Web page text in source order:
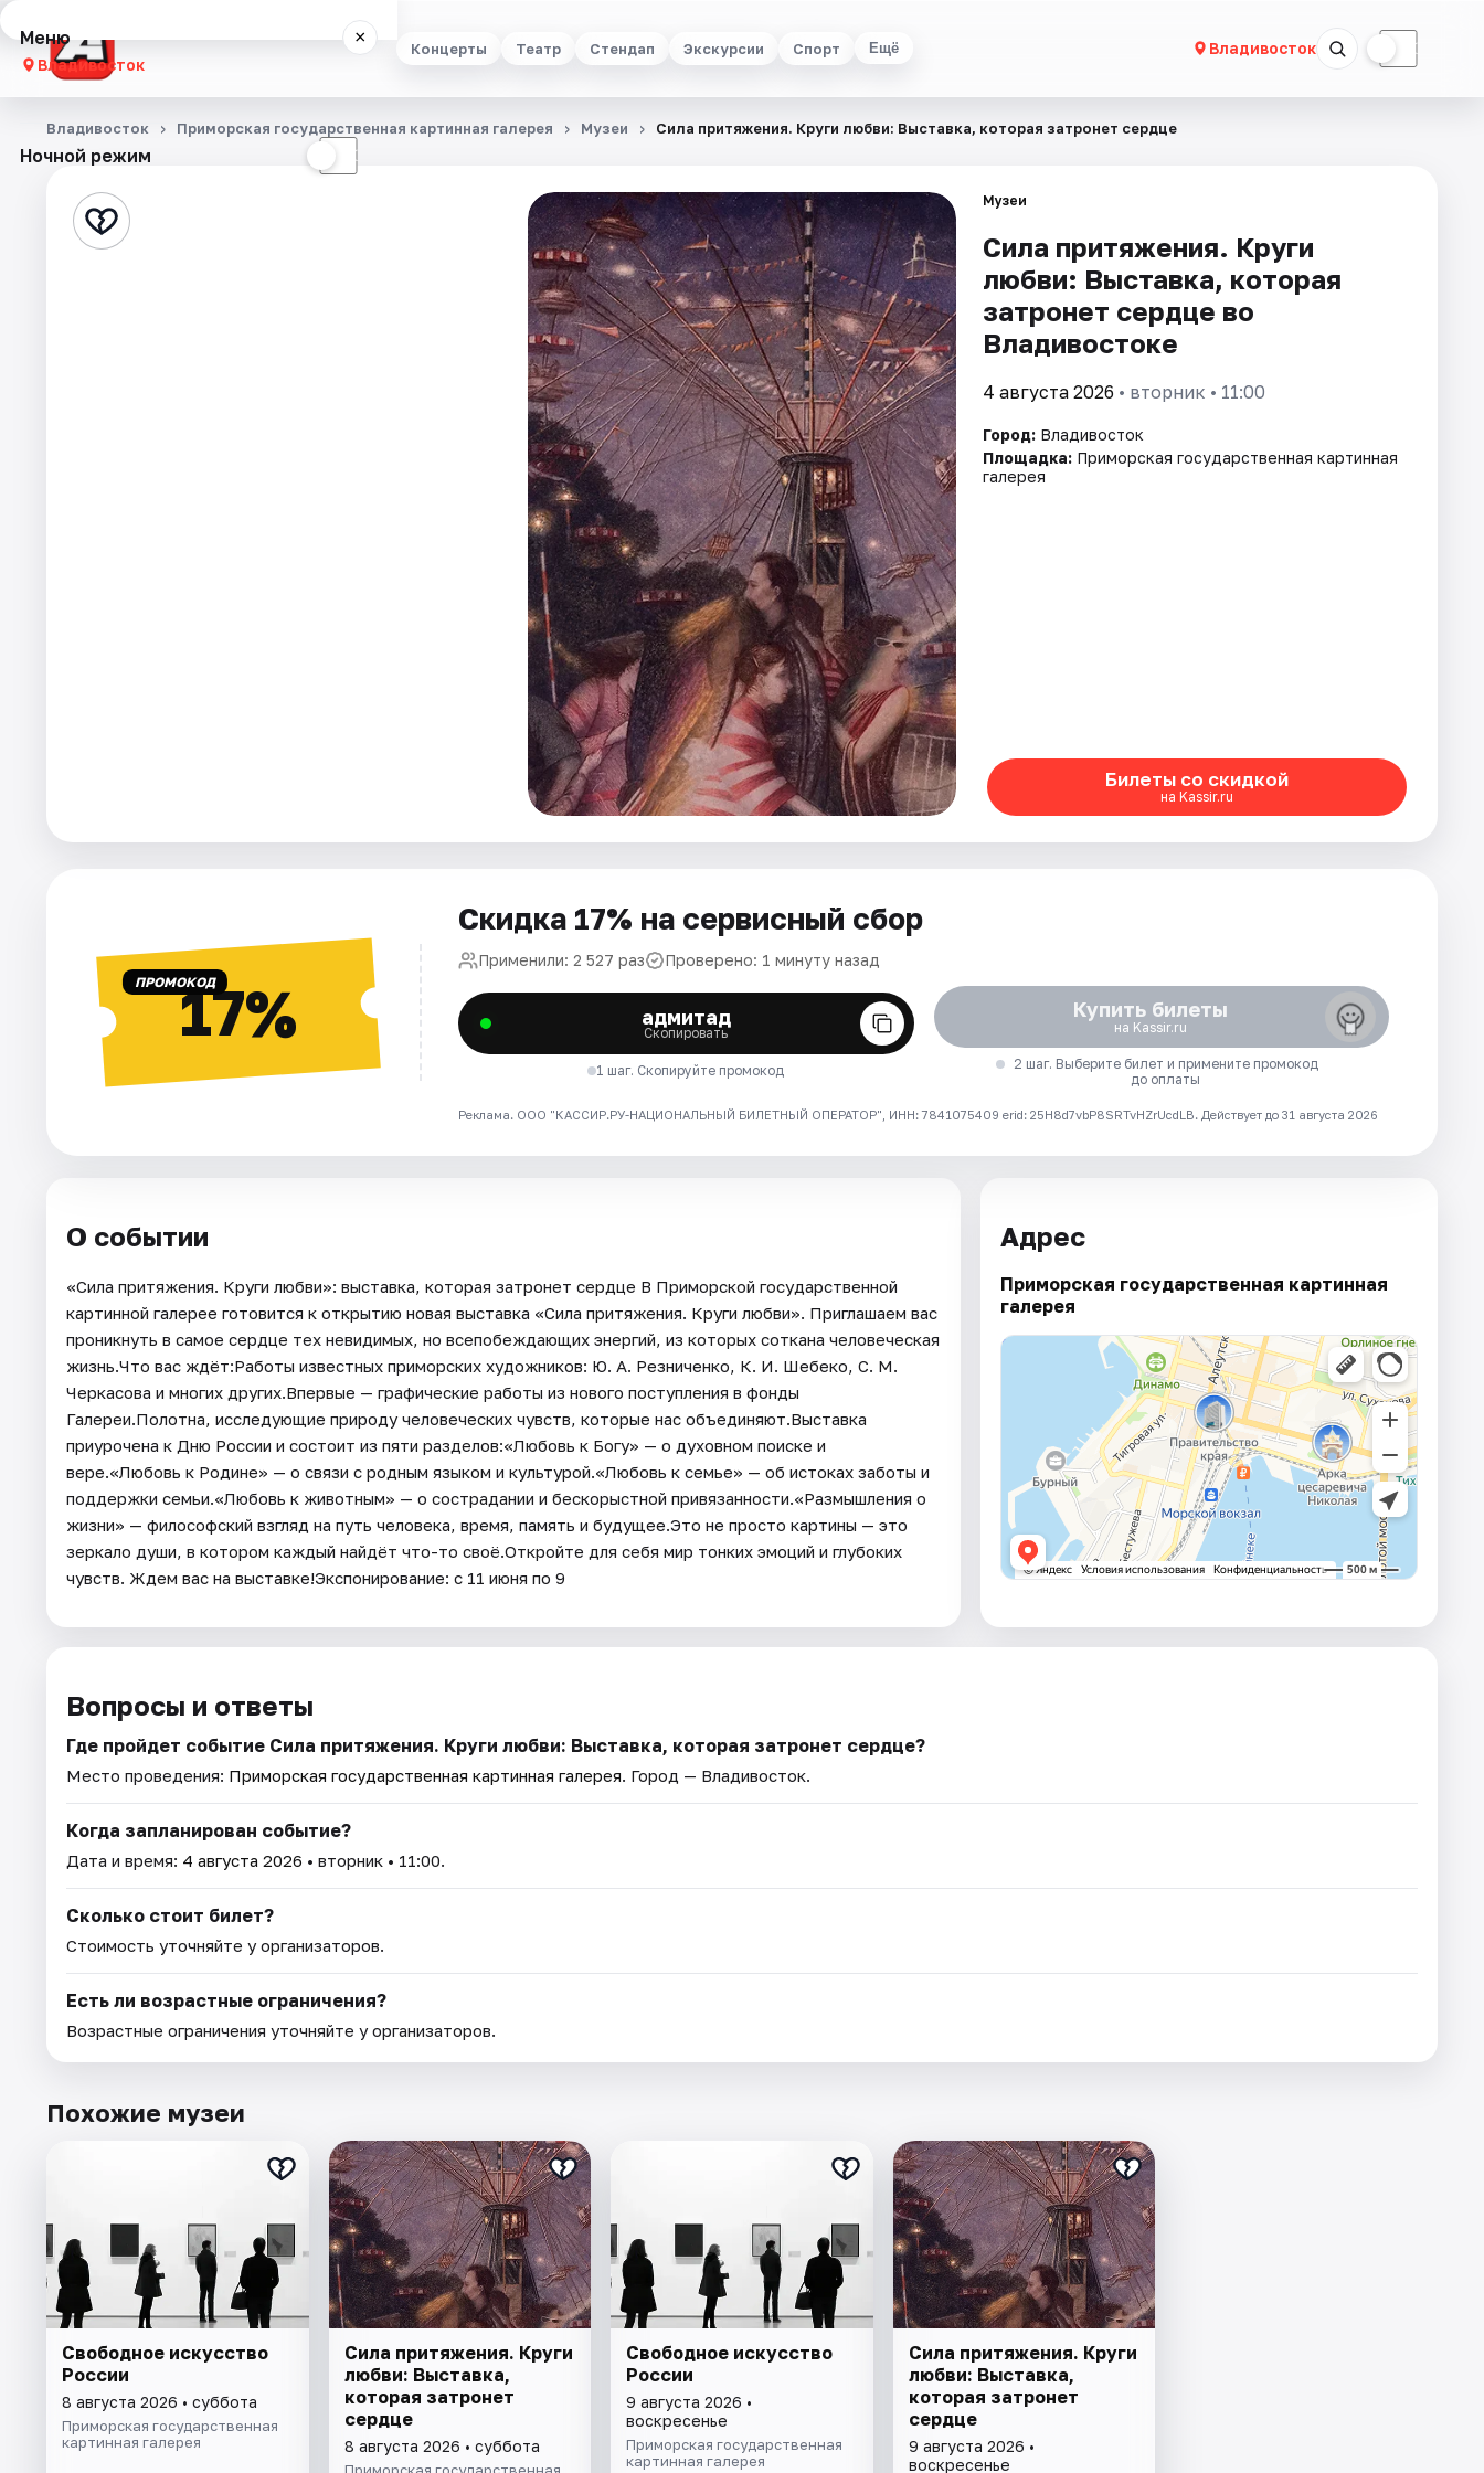
Концерты Театр Стендап Экскурсии Спорт Ещё Владивосток ☾
Меню ×
Владивосток
Концерты
Стендап
Ночной режим ☾
Владивосток Приморская государственная картинная галерея Музеи Сила притяжения. Круги любви: Выставка, которая затронет сердце
Музеи
Сила притяжения. Круги
любви: Выставка, которая
затронет сердце во
Владивостоке
4 августа 2026 • вторник • 11:00
Город: Владивосток
Площадка: Приморская государственная картинная
галерея
Билеты со скидкой
на Kassir.ru
ПРОМОКОД17%
Скидка 17% на сервисный сбор
Применили: 2 527 раз Проверено: 1 минуту назад
адмитад
Скопировать
1 шаг. Скопируйте промокод
Купить билеты
на Kassir.ru
2 шаг. Выберите билет и примените промокод
до оплаты
Реклама. ООО "КАССИР.РУ-НАЦИОНАЛЬНЫЙ БИЛЕТНЫЙ ОПЕРАТОР", ИНН: 7841075409 erid: 25H8d7vbP8SRTvHZrUcdLB. Действует до 31 августа 2026
О событии
«Сила притяжения. Круги любви»: выставка, которая затронет сердце В Приморской государственной
картинной галерее готовится к открытию новая выставка «Сила притяжения. Круги любви». Приглашаем вас
проникнуть в самое сердце тех невидимых, но всепобеждающих энергий, из которых соткана человеческая
жизнь.Что вас ждёт:Работы известных приморских художников: Ю. А. Резниченко, К. И. Шебеко, С. М.
Черкасова и многих других.Впервые — графические работы из нового поступления в фонды
Галереи.Полотна, исследующие природу человеческих чувств, которые нас объединяют.Выставка
приурочена к Дню России и состоит из пяти разделов:«Любовь к Богу» — о духовном поиске и
вере.«Любовь к Родине» — о связи с родным языком и культурой.«Любовь к семье» — об истоках заботы и
поддержки семьи.«Любовь к животным» — о сострадании и бескорыстной привязанности.«Размышления о
жизни» — философский взгляд на путь человека, время, память и будущее.Это не просто картины — это
зеркало души, в котором каждый найдёт что-то своё.Откройте для себя мир тонких эмоций и глубоких
чувств. Ждем вас на выставке!Экспонирование: с 11 июня по 9
Адрес
Приморская государственная картинная
галерея
Вопросы и ответы
Где пройдет событие Сила притяжения. Круги любви: Выставка, которая затронет сердце?
Место проведения: Приморская государственная картинная галерея. Город — Владивосток.
Когда запланирован событие?
Дата и время: 4 августа 2026 • вторник • 11:00.
Сколько стоит билет?
Стоимость уточняйте у организаторов.
Есть ли возрастные ограничения?
Возрастные ограничения уточняйте у организаторов.
Похожие музеи
Свободное искусство
России
8 августа 2026 • суббота
Приморская государственная
картинная галерея
Сила притяжения. Круги
любви: Выставка,
которая затронет
сердце
8 августа 2026 • суббота
Свободное искусство
России
9 августа 2026 •
воскресенье
Приморская государственная
картинная галерея
Сила притяжения. Круги
любви: Выставка,
которая затронет
сердце
9 августа 2026 •
воскресенье